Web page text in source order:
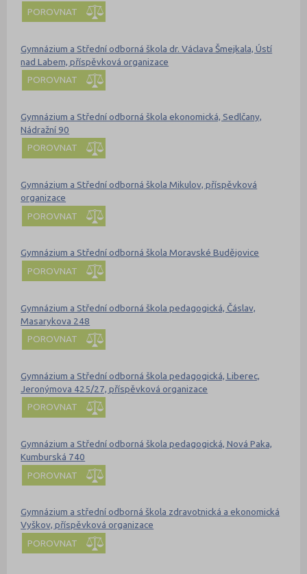
POROVNAT
Gymnázium a Střední odborná škola dr. Václava Šmejkala, Ústí
nad Labem, příspěvková organizace
POROVNAT
Gymnázium a Střední odborná škola ekonomická, Sedlčany,
Nádražní 90
POROVNAT
Gymnázium a Střední odborná škola Mikulov, příspěvková
organizace
POROVNAT
Gymnázium a Střední odborná škola Moravské Budějovice
POROVNAT
Gymnázium a Střední odborná škola pedagogická, Čáslav,
Masarykova 248
POROVNAT
Gymnázium a Střední odborná škola pedagogická, Liberec,
Jeronýmova 425/27, příspěvková organizace
POROVNAT
Gymnázium a Střední odborná škola pedagogická, Nová Paka,
Kumburská 740
POROVNAT
Gymnázium a střední odborná škola zdravotnická a ekonomická
Vyškov, příspěvková organizace
POROVNAT